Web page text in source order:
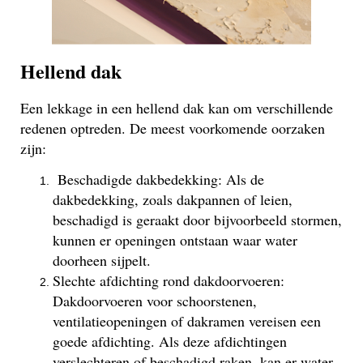
Hellend dak
Een lekkage in een hellend dak kan om verschillende
redenen optreden. De meest voorkomende oorzaken
zijn:
Beschadigde dakbedekking: Als de
dakbedekking, zoals dakpannen of leien,
beschadigd is geraakt door bijvoorbeeld stormen,
kunnen er openingen ontstaan waar water
doorheen sijpelt.
Slechte afdichting rond dakdoorvoeren:
Dakdoorvoeren voor schoorstenen,
ventilatieopeningen of dakramen vereisen een
goede afdichting. Als deze afdichtingen